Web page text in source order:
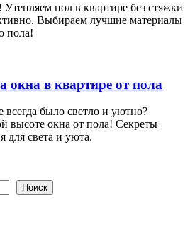
пол в квартире без стяжки
Выбираем лучшие материалы
пола!
окна в квартире от пола
всегда было светло и уютно?
высоте окна от пола! Секреты
для света и уюта.
Поиск